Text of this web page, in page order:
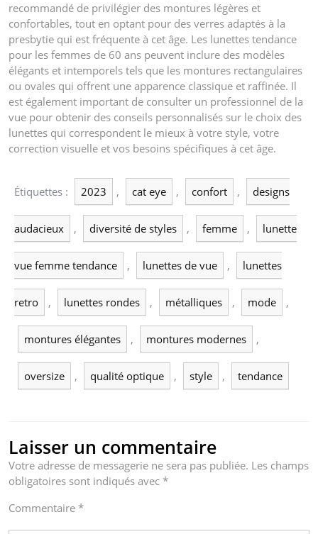
recommandé de privilégier des montures légères et
confortables, tout en optant pour des verres adaptés à la
presbytie qui est fréquente à cet âge. Les lunettes tendance
pour les femmes de 60 ans peuvent inclure des modèles
élégants et intemporels tels que les montures rectangulaires
ou ovales qui offrent une apparence classique et raffinée. Il
est également important de consulter un professionnel de la
vue pour obtenir des conseils personnalisés sur le choix des
lunettes qui correspondent le mieux à votre style, votre
correction visuelle et vos besoins spécifiques à cet âge.
Étiquettes : 2023 , cat eye , confort , designs
audacieux , diversité de styles , femme , lunette
vue femme tendance , lunettes de vue , lunettes
retro , lunettes rondes , métalliques , mode ,
montures élégantes , montures modernes ,
oversize , qualité optique , style , tendance
Laisser un commentaire
Votre adresse de messagerie ne sera pas publiée. Les champs
obligatoires sont indiqués avec *
Commentaire *